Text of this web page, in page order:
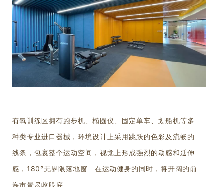
有氧训练区拥有跑步机、椭圆仪、固定单车、划船机等多
种类专业进口器械，环境设计上采用跳跃的色彩及流畅的
线条，包裹整个运动空间，视觉上形成强烈的动感和延伸
感，180°无界限落地窗，在运动健身的同时，将开阔的前
海市景尽收眼底。